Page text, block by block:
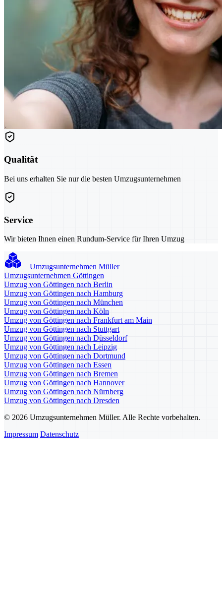
Qualität
Bei uns erhalten Sie nur die besten Umzugsunternehmen
Service
Wir bieten Ihnen einen Rundum-Service für Ihren Umzug
Umzugsunternehmen Müller
Umzugsunternehmen Göttingen
Umzug von Göttingen nach Berlin
Umzug von Göttingen nach Hamburg
Umzug von Göttingen nach München
Umzug von Göttingen nach Köln
Umzug von Göttingen nach Frankfurt am Main
Umzug von Göttingen nach Stuttgart
Umzug von Göttingen nach Düsseldorf
Umzug von Göttingen nach Leipzig
Umzug von Göttingen nach Dortmund
Umzug von Göttingen nach Essen
Umzug von Göttingen nach Bremen
Umzug von Göttingen nach Hannover
Umzug von Göttingen nach Nürnberg
Umzug von Göttingen nach Dresden
© 2026 Umzugsunternehmen Müller. Alle Rechte vorbehalten.
Impressum Datenschutz